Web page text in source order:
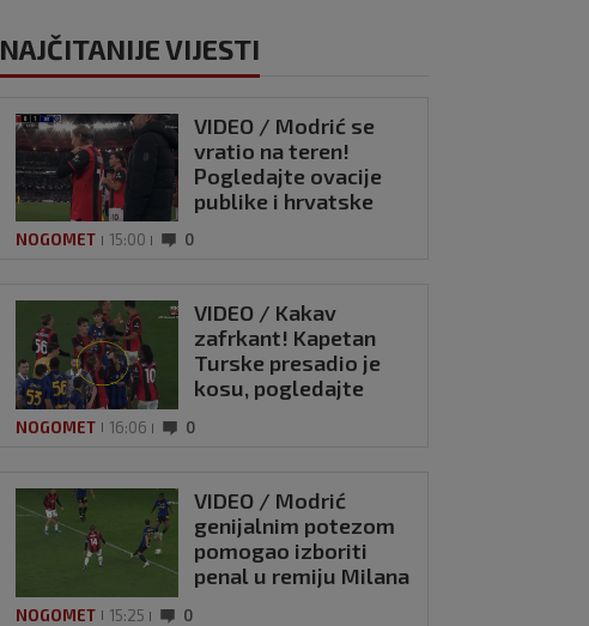
Perspektivni hrvatski
centar briljirao u
pobjedi Olimpije
NAJČITANIJE VIJESTI
VIDEO / Modrić se
vratio na teren!
Pogledajte ovacije
publike i hrvatske
NOGOMET 15:00 0
VIDEO / Kakav
zafrkant! Kapetan
Turske presadio je
kosu, pogledajte
našalio s njim
NOGOMET 16:06 0
VIDEO / Modrić
genijalnim potezom
pomogao izboriti
penal u remiju Milana
NOGOMET 15:25 0